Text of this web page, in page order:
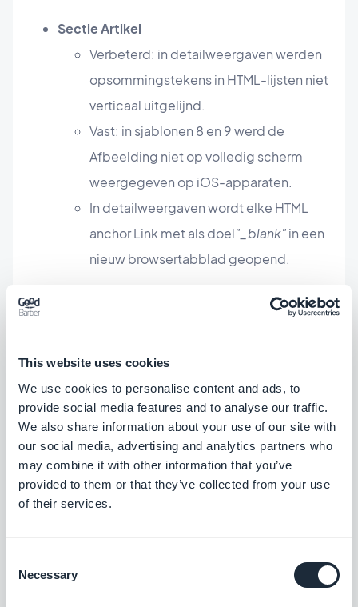
This website uses cookies
We use cookies to personalise content and ads, to
provide social media features and to analyse our traffic.
We also share information about your use of our site with
our social media, advertising and analytics partners who
may combine it with other information that you’ve
provided to them or that they’ve collected from your use
of their services.
Selection
Necessary
Sectie Artikel
Verbeterd: in detailweergaven werden
opsommingstekens in HTML-lijsten niet
verticaal uitgelijnd.
Vast: in sjablonen 8 en 9 werd de
Afbeelding niet op volledig scherm
weergegeven op iOS-apparaten.
In detailweergaven wordt elke HTML
anchor Link met als doel"_blank"in een
nieuw browsertabblad geopend.
anchor link met als doel
"_blank" in een
nieuw browsertabblad geopend.
Secties kaart
Vast: in detailweergaven werden HTML-
in een